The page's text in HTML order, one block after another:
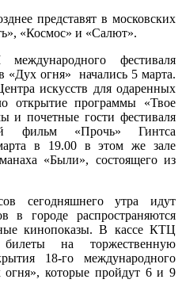
представят в московских
«Космос» и «Салют».
фестиваля
«Дух огня» начались 5 марта.
искусств для одаренных
открытие программы «Твое
и почетные гости фестиваля
фильм «Прочь» Гинтса
в 19.00 в этом же зале
«Были», состоящего из
сегодняшнего утра идут
в городе распространяются
кинопоказы. В кассе КТЦ
на торжественную
18-го международного
огня», которые пройдут 6 и 9